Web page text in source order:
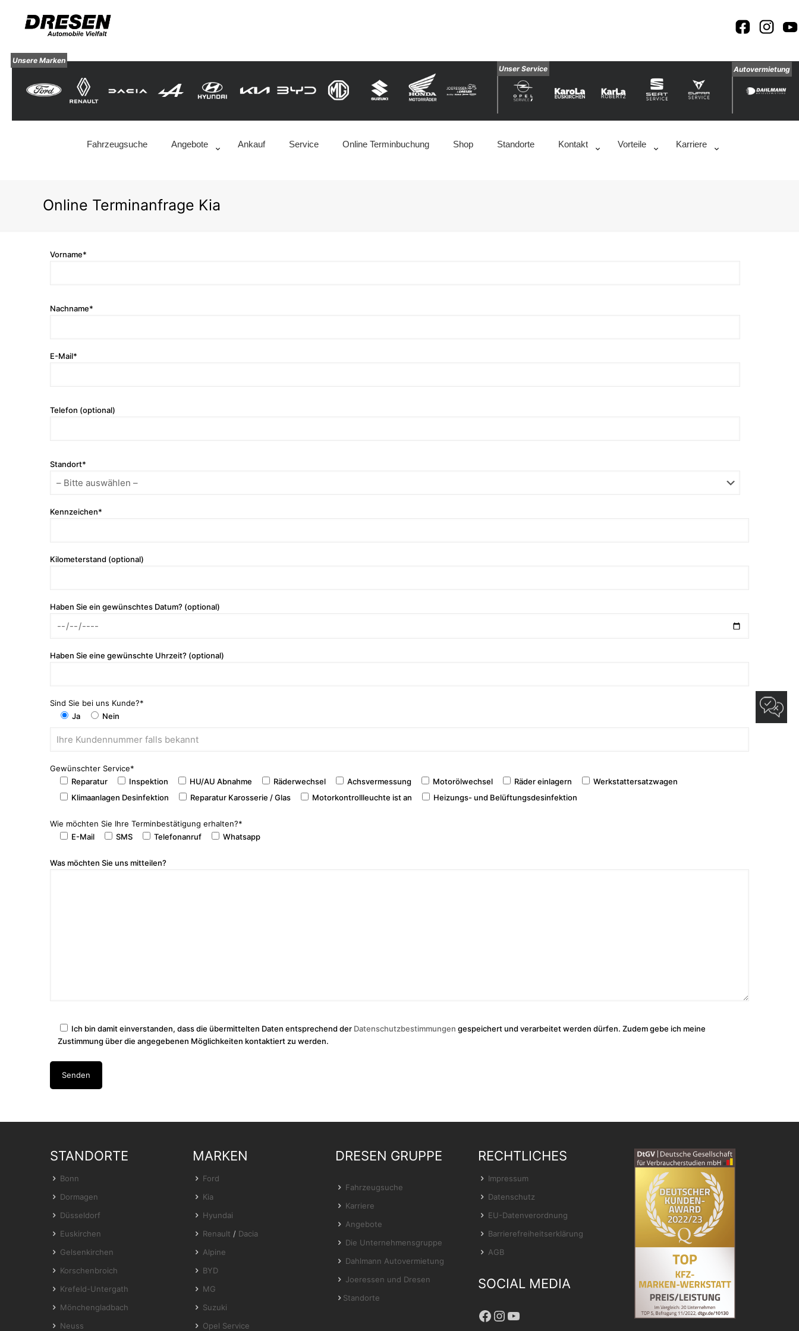
Unsere Marken
Unser Service
Autovermietung
Fahrzeugsuche Angebote Ankauf Service Online Terminbuchung Shop Standorte Kontakt Vorteile Karriere
Online Terminanfrage Kia
Vorname*
Nachname*
E-Mail*
Telefon (optional)
Standort*
Kennzeichen*
Kilometerstand (optional)
Haben Sie ein gewünschtes Datum? (optional)
Haben Sie eine gewünschte Uhrzeit? (optional)
Sind Sie bei uns Kunde?*
Ja
Nein
Gewünschter Service*
Reparatur
Inspektion HU/AU Abnahme Räderwechsel Achsvermessung Motorölwechsel Räder einlagern
Werkstattersatzwagen
Klimaanlagen Desinfektion
Reparatur Karosserie / Glas Motorkontrollleuchte ist an Heizungs- und Belüftungsdesinfektion
Wie möchten Sie Ihre Terminbestätigung erhalten?*
E-Mail
SMS Telefonanruf Whatsapp
Was möchten Sie uns mitteilen?
Ich bin damit einverstanden, dass die übermittelten Daten entsprechend der Datenschutzbestimmungen gespeichert und verarbeitet werden dürfen. Zudem gebe ich meine
Zustimmung über die angegebenen Möglichkeiten kontaktiert zu werden.
STANDORTE
Bonn
Dormagen
Düsseldorf
Euskirchen
Gelsenkirchen
Korschenbroich
Krefeld-Untergath
Mönchengladbach
Neuss
MARKEN
Ford
Kia
Hyundai
Renault / Dacia
Alpine
BYD
MG
Suzuki
Opel Service
DRESEN GRUPPE
Fahrzeugsuche
Karriere
Angebote
Die Unternehmensgruppe
Dahlmann Autovermietung
Joeressen und Dresen
Standorte
RECHTLICHES
Impressum
Datenschutz
EU-Datenverordnung
Barrierefreiheitserklärung
AGB
SOCIAL MEDIA
Facebook
Instagram
YouTube